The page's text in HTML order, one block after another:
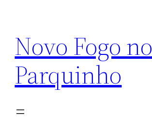
conteúdo
Novo Fogo no
Parquinho